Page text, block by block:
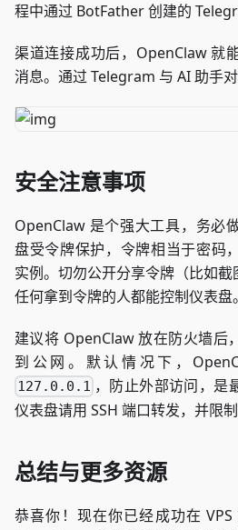
程中通过 BotFather 创建的
渠道连接成功后，OpenClaw 就
消息。通过 Telegram 与 AI 助手对
安全注意事项
OpenClaw 是个强大工具，务必
盘受令牌保护，令牌相当于密码
实例。切勿公开分享令牌（比如截
任何拿到令牌的人都能控制仪表盘。
建议将 OpenClaw 放在防火墙后
到公网。默认情况下，
127.0.0.1 ，防止外部访问，是
仪表盘请用 SSH 端口转发，并限
总结与更多资源
恭喜你！现在你已经成功在